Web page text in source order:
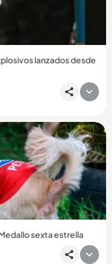
lanzados desde
las disidencias de las
resultaron
sexta estrella